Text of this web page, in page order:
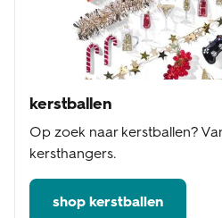
kerstballen
Op zoek naar kerstballen?
kersthangers.
shop kerstballen